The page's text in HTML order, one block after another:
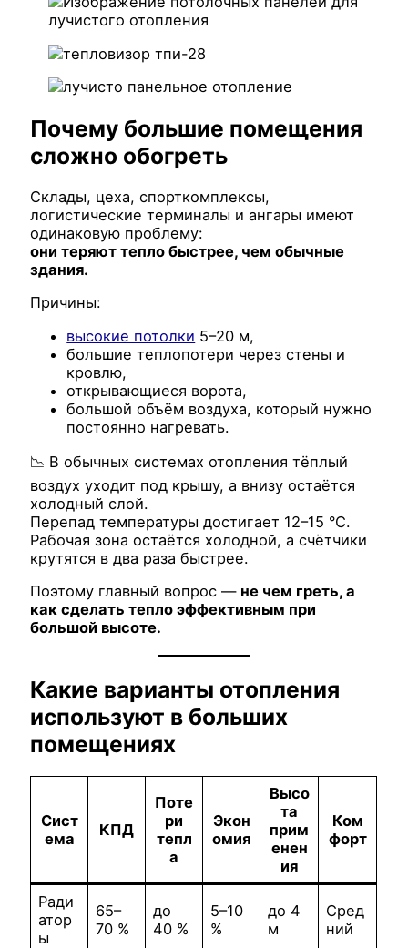
Почему большие помещения
сложно обогреть
Склады, цеха, спорткомплексы,
логистические терминалы и ангары имеют
одинаковую проблему:
они теряют тепло быстрее, чем обычные
здания.
Причины:
высокие потолки 5–20 м,
большие теплопотери через стены и
кровлю,
открывающиеся ворота,
большой объём воздуха, который нужно
постоянно нагревать.
📉 В обычных системах отопления тёплый
воздух уходит под крышу, а внизу остаётся
холодный слой.
Перепад температуры достигает 12–15 °C.
Рабочая зона остаётся холодной, а счётчики
крутятся в два раза быстрее.
Поэтому главный вопрос — не чем греть, а
как сделать тепло эффективным при
большой высоте.
Какие варианты отопления
используют в больших
помещениях
Сист
ема
КПД
Поте
ри
тепл
а
Экон
омия
Высо
та
прим
енен
ия
Ком
форт
Ради
атор
ы
65–
70 %
до
40 %
5–10
%
до 4
м
Сред
ний